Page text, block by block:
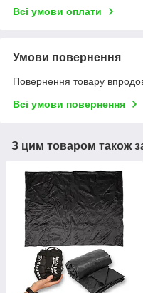
Всі умови оплати
Умови повернення
Повернення товару
Всі умови повернення
З цим товаром також